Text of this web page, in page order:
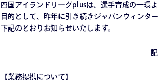
四国アイランドリーグplusは、選手育成の一環
目的として、昨年に引き続きジャパンウィンタ
下記のとおりお知らせいたします。
記
【業務提携について】